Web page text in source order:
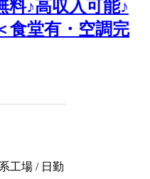
料♪高収入可能♪
食堂有・空調完
工場 / 日勤